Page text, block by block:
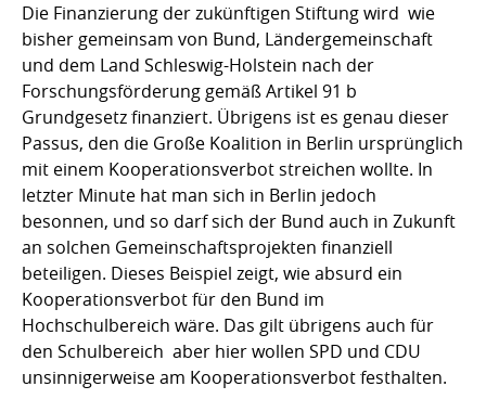
Die Finanzierung der zukünftigen Stiftung wird  wie
bisher gemeinsam von Bund, Ländergemeinschaft
und dem Land Schleswig-Holstein nach der
Forschungsförderung gemäß Artikel 91 b
Grundgesetz finanziert. Übrigens ist es genau dieser
Passus, den die Große Koalition in Berlin ursprünglich
mit einem Kooperationsverbot streichen wollte. In
letzter Minute hat man sich in Berlin jedoch
besonnen, und so darf sich der Bund auch in Zukunft
an solchen Gemeinschaftsprojekten finanziell
beteiligen. Dieses Beispiel zeigt, wie absurd ein
Kooperationsverbot für den Bund im
Hochschulbereich wäre. Das gilt übrigens auch für
den Schulbereich  aber hier wollen SPD und CDU
unsinnigerweise am Kooperationsverbot festhalten.